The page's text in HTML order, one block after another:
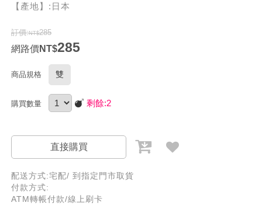
【產地】:日本
訂價: 285
網路價 285
商品規格 雙
購買數量 剩餘:2
直接購買
配送方式:宅配/ 到指定門市取貨
付款方式:
ATM轉帳付款/線上刷卡